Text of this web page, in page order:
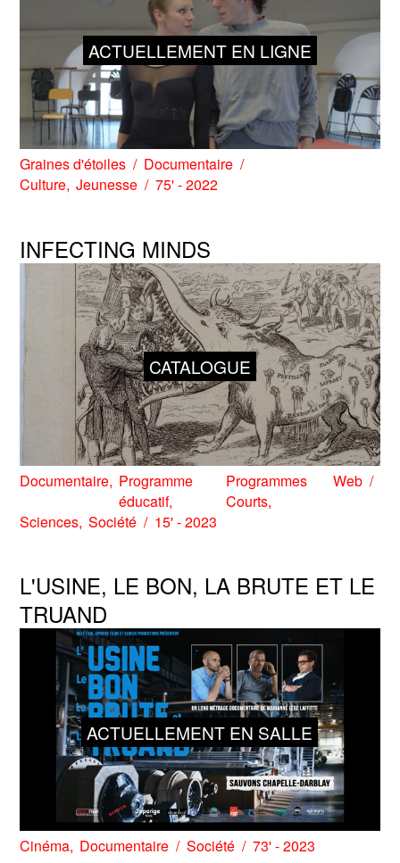
ACTUELLEMENT EN LIGNE
Graines d'étoiles
Documentaire
Culture Jeunesse 75' - 2022
INFECTING MINDS
CATALOGUE
Documentaire Programme
éducatif
Programmes
Courts
Web
Sciences Société 15' - 2023
L'USINE, LE BON, LA BRUTE ET LE
TRUAND
ACTUELLEMENT EN SALLE
Cinéma Documentaire Société 73' - 2023